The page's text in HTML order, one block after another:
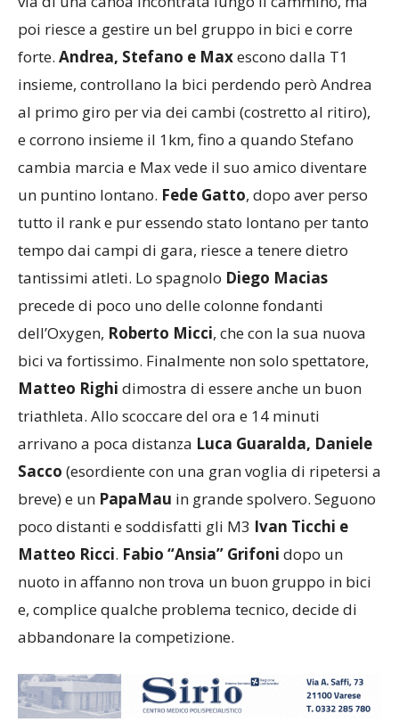
via di una canoa incontrata lungo il cammino, ma
poi riesce a gestire un bel gruppo in bici e corre
Andrea, Stefano e Max
insieme, controllano la bici perdendo però Andrea
al primo giro per via dei cambi (costretto al ritiro),
e corrono insieme il 1km, fino a quando Stefano
un puntino lontano.
, dopo aver perso
tutto il rank e pur essendo stato lontano per tanto
tempo dai campi di gara, riesce a tenere dietro
tantissimi atleti. Lo spagnolo
Diego Macias
precede di poco uno delle colonne fondanti
dell’Oxygen,
, che con la sua nuova
bici va fortissimo. Finalmente non solo spettatore,
Matteo Righi
arrivano a poca distanza
Luca Guaralda, Daniele
(esordiente con una gran voglia di ripetersi a
breve) e un
PapaMau
in grande spolvero. Seguono
poco distanti e soddisfatti gli M3
dopo un
nuoto in affanno non trova un buon gruppo in bici
e, complice qualche problema tecnico, decide di
abbandonare la competizione.